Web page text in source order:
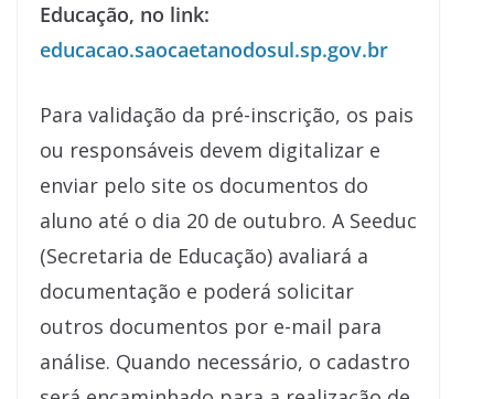
Educação, no link:
educacao.saocaetanodosul.sp.gov.br
Para validação da pré-inscrição, os pais
ou responsáveis devem digitalizar e
enviar pelo site os documentos do
aluno até o dia 20 de outubro. A Seeduc
(Secretaria de Educação) avaliará a
documentação e poderá solicitar
outros documentos por e-mail para
análise. Quando necessário, o cadastro